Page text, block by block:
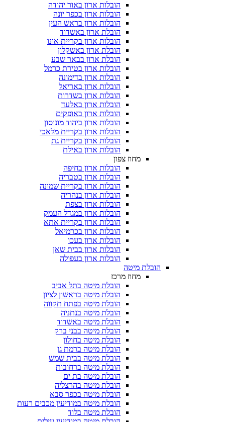
הובלות ארון באור יהודה
הובלות ארון בכפר יונה
הובלות ארון בראש העין
הובלת ארון באשדוד
הובלות ארון בקריית אונו
הובלת ארון באשקלון
הובלת ארון בבאר שבע
הובלות ארון בטירת כרמל
הובלות ארון בדימונה
הובלות ארון באריאל
הובלות ארון בשדרות
הובלות ארון באלעד
הובלות ארון באופקים
הובלות ארון ביהוד מונוסון
הובלות ארון בקריית מלאכי
הובלות ארון בקריית גת
הובלות ארון באילת
הובלות ארון בחיפה
הובלות ארון בטבריה
הובלות ארון בקריית שמונה
הובלות ארון בנהריה
הובלות ארון בצפת
הובלות ארון במגדל העמק
הובלות ארון בקריית אתא
הובלות ארון בכרמיאל
הובלות ארון בבית שאן
הובלות ארון בעפולה
הובלת מיטה בתל אביב
הובלת מיטה בראשון לציון
הובלת מיטה בפתח תקווה
הובלת מיטה בנתניה
הובלת מיטה באשדוד
הובלת מיטה בבני ברק
הובלת מיטה בחולון
הובלת מיטה ברמת גן
הובלת מיטה בבית שמש
הובלת מיטה ברחובות
הובלת מיטה בת ים
הובלת מיטה בהרצליה
הובלת מיטה בכפר סבא
הובלת מיטה במודיעין מכבים רעות